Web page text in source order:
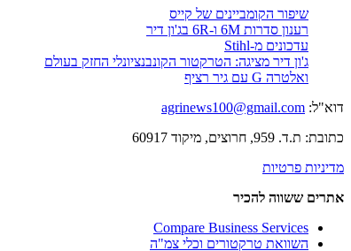
שיפור הקומביינים של קייס
רענון סדרות 6M ו-6R בג'ון דיר
עדכונים מ-Stihl
ג'ון דיר מציגה: הטרקטור הקונבנציונלי החזק בעולם
ואלטרה G עם גיר רציף
דוא"ל: agrinews100@gmail.com
כתובת: ת.ד. 959, חרוצים, מיקוד 60917
מדיניות פרטיות
אתרים ששווה להכיר
Compare Business Services
השוואת טרקטורים וכלי צמ"ה